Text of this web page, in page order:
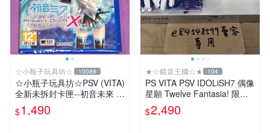
☆小瓶子玩具坊☆ 10088
☆小瓶子玩具坊☆PSV (VITA)
全新未拆封卡匣--初音未來 名
伶計畫X 中文版
$1,490
★☆鏡音王國☆★ 104
PS VITA PSV IDOLiSH7 偶像
星願 Twelve Fantasia! 限定
版 純日版 日文版 特裝版
$2,490